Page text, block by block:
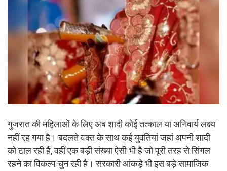
गुजरात की महिलाओं के लिए अब शादी कोई तत्काल या अनिवार्य लक्ष्य
नहीं रह गया है। बदलते वक्त के साथ कई युवतियां जहां अपनी शादी
को टाल रही हैं, वहीं एक बड़ी संख्या ऐसी भी है जो पूरी तरह से सिंगल
रहने का विकल्प चुन रही है। सरकारी आंकड़े भी इस बड़े सामाजिक